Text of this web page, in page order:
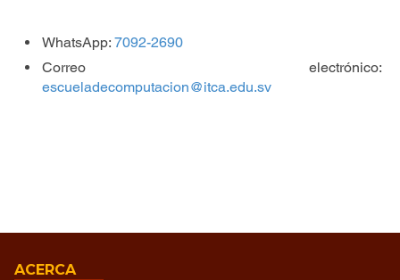
WhatsApp: 7092-2690
Correo electrónico:
escueladecomputacion@itca.edu.sv
ACERCA